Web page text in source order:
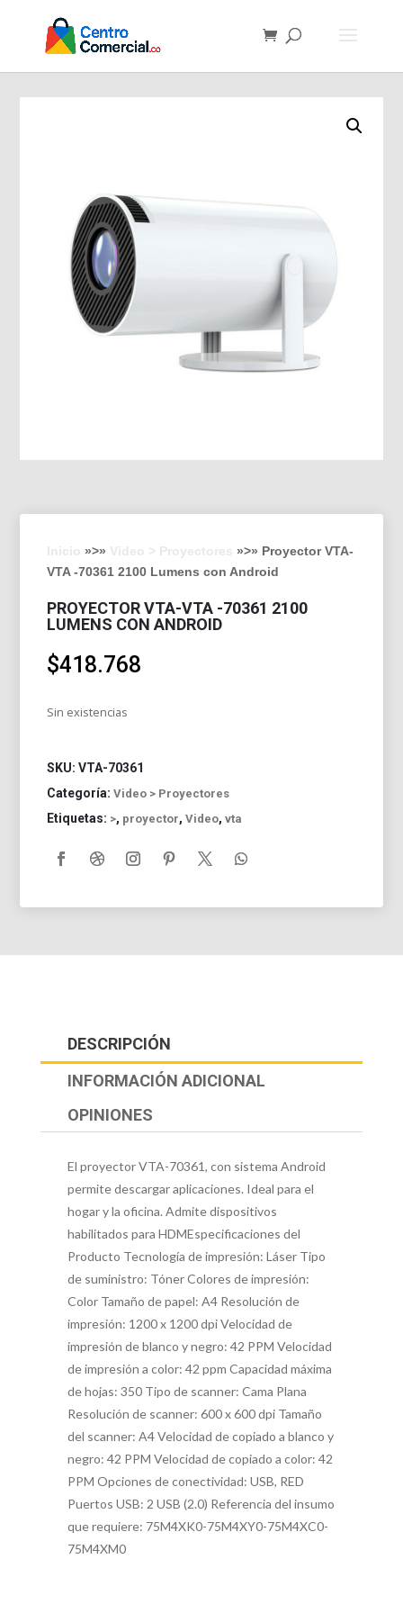
»>»
»>» Proyector VTA-
VTA -70361 2100 Lumens con Android
PROYECTOR VTA-VTA -70361 2100
LUMENS CON ANDROID
$418.768
Sin existencias
SKU:VTA-70361
Categoría:Video > Proyectores
Etiquetas: >, proyector,Video,vta
DESCRIPCIÓN
INFORMACIÓN ADICIONAL
OPINIONES
El proyector VTA-70361, con sistema Android
permite descargar aplicaciones. Ideal para el
hogar y la oficina. Admite dispositivos
habilitados para HDMEspecificaciones del
Producto Tecnología de impresión: Láser Tipo
de suministro: Tóner Colores de impresión:
Color Tamaño de papel: A4 Resolución de
impresión: 1200 x 1200 dpi Velocidad de
impresión de blanco y negro: 42 PPM Velocidad
de impresión a color: 42 ppm Capacidad máxima
de hojas: 350 Tipo de scanner: Cama Plana
Resolución de scanner: 600 x 600 dpi Tamaño
del scanner: A4 Velocidad de copiado a blanco y
negro: 42 PPM Velocidad de copiado a color: 42
PPM Opciones de conectividad: USB, RED
Puertos USB: 2 USB (2.0) Referencia del insumo
que requiere: 75M4XK0-75M4XY0-75M4XC0-
75M4XM0